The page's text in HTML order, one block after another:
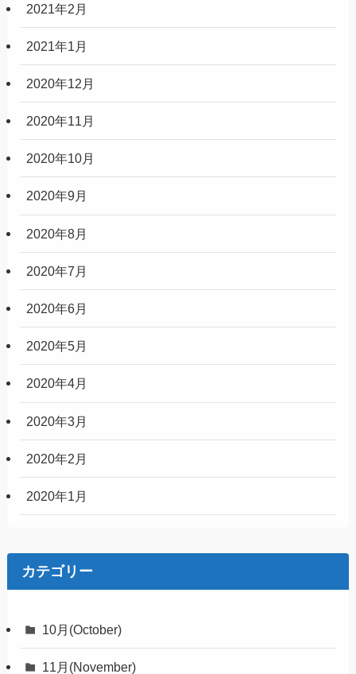
2021年2月
2021年1月
2020年12月
2020年11月
2020年10月
2020年9月
2020年8月
2020年7月
2020年6月
2020年5月
2020年4月
2020年3月
2020年2月
2020年1月
カテゴリー
10月(October)
11月(November)